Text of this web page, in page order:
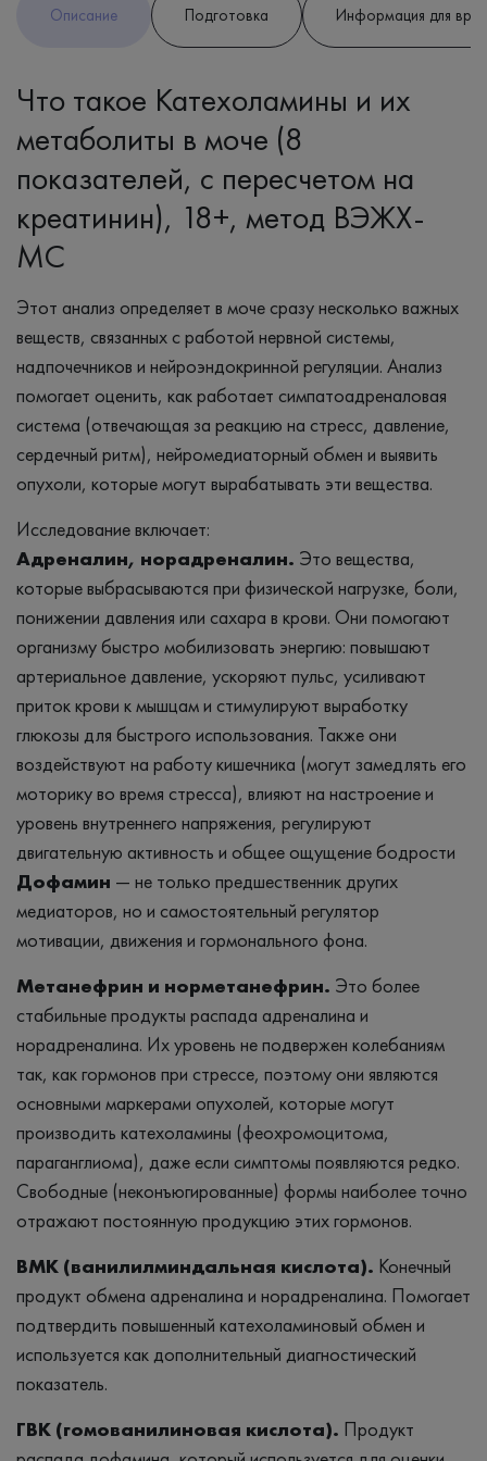
Описание Подготовка Информация для
Что такое Катехоламины и их
метаболиты в моче (8
показателей, с пересчетом на
креатинин), 18+, метод ВЭЖХ-
МС
Этот анализ определяет в моче сразу несколько важных
веществ, связанных с работой нервной системы,
надпочечников и нейроэндокринной регуляции. Анализ
помогает оценить, как работает симпатоадреналовая
система (отвечающая за реакцию на стресс, давление,
сердечный ритм), нейромедиаторный обмен и выявить
опухоли, которые могут вырабатывать эти вещества.
Исследование включает:
Адреналин, норадреналин. Это вещества,
которые выбрасываются при физической нагрузке, боли,
понижении давления или сахара в крови. Они помогают
организму быстро мобилизовать энергию: повышают
артериальное давление, ускоряют пульс, усиливают
приток крови к мышцам и стимулируют выработку
глюкозы для быстрого использования. Также они
воздействуют на работу кишечника (могут замедлять его
моторику во время стресса), влияют на настроение и
уровень внутреннего напряжения, регулируют
двигательную активность и общее ощущение бодрости
Дофамин — не только предшественник других
медиаторов, но и самостоятельный регулятор
мотивации, движения и гормонального фона.
Метанефрин и норметанефрин. Это более
стабильные продукты распада адреналина и
норадреналина. Их уровень не подвержен колебаниям
так, как гормонов при стрессе, поэтому они являются
основными маркерами опухолей, которые могут
производить катехоламины (феохромоцитома,
параганглиома), даже если симптомы появляются редко.
Свободные (неконъюгированные) формы наиболее точно
отражают постоянную продукцию этих гормонов.
ВМК (ванилилминдальная кислота). Конечный
продукт обмена адреналина и норадреналина. Помогает
подтвердить повышенный катехоламиновый обмен и
используется как дополнительный диагностический
показатель.
ГВК (гомованилиновая кислота). Продукт